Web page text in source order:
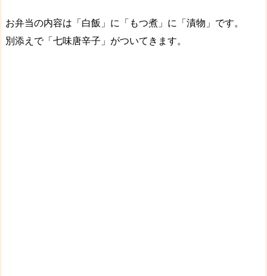
お弁当の内容は「白飯」に「もつ煮」に「漬物」です。
別添えで「七味唐辛子」がついてきます。